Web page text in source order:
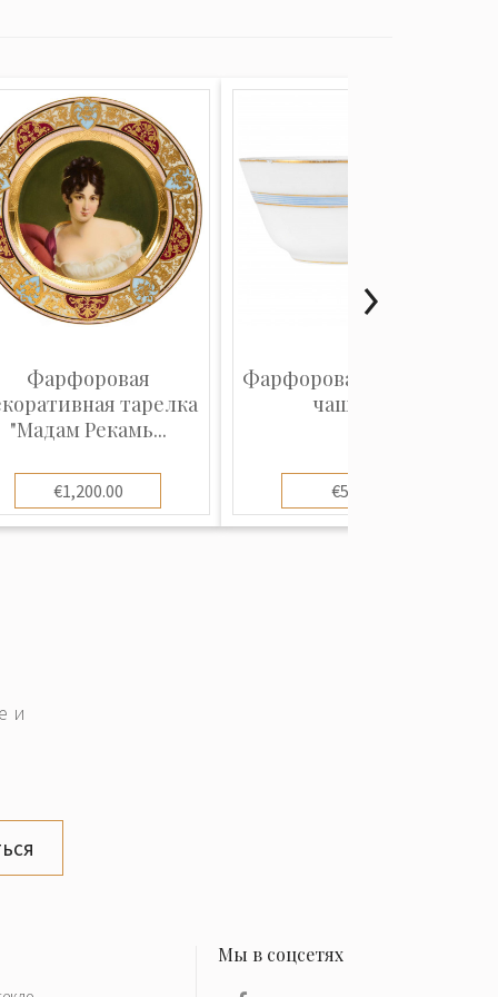
Фарфоровая
тарелка
"Мадам Рекамь...
€1,200.00
Фарфоровая кофейная
чашечка
€55.00
и